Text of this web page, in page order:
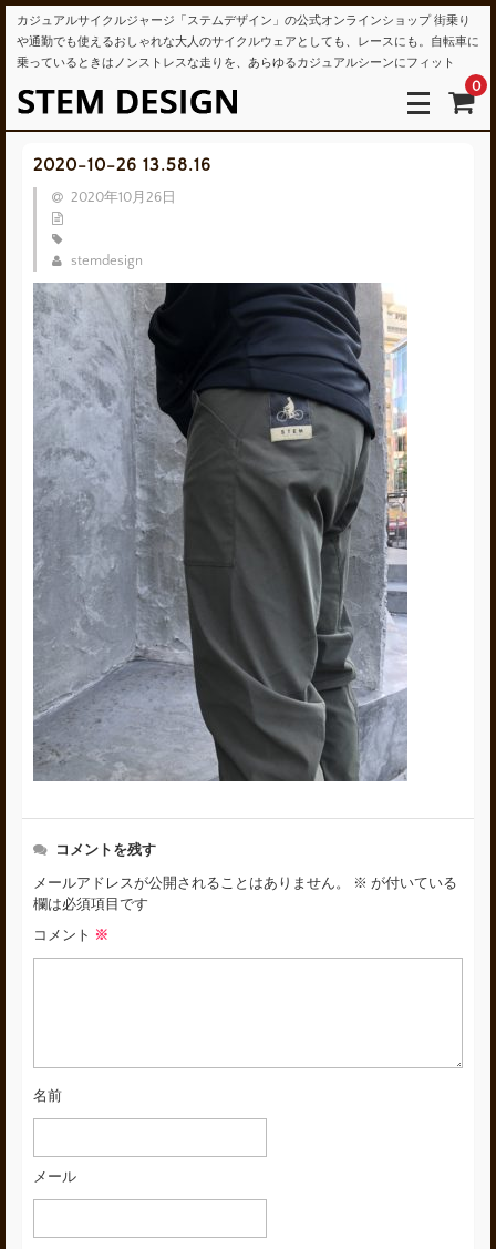
カジュアルサイクルジャージ「ステムデザイン」の公式オンラインショップ 街乗り
や通勤でも使えるおしゃれな大人のサイクルウェアとしても、レースにも。自転車に
乗っているときはノンストレスな走りを、あらゆるカジュアルシーンにフィット
0
2020-10-26 13.58.16
2020年10月26日
stemdesign
コメントを残す
メールアドレスが公開されることはありません。 ※ が付いている
欄は必須項目です
コメント ※
名前
メール